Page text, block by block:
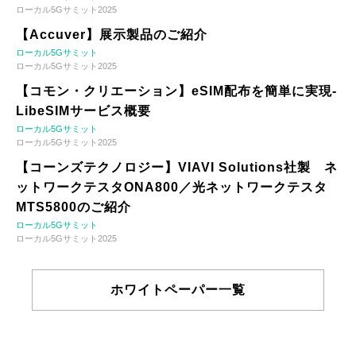
ローカル5Gサミット2025
【Accuver】展示製品のご紹介
ローカル5Gサミット
ローカル5Gサミット2025
【コモン・クリエーション】eSIM配布を簡単に実現-
LibeSIMサービス概要
ローカル5Gサミット
ローカル5Gサミット2025
【コーンズテクノロジー】VIAVI Solutions社製 ネ
ットワークテスタONA800／光ネットワークテスタ
MTS5800のご紹介
ローカル5Gサミット
ローカル5Gサミット2025
ホワイトペーパー一覧